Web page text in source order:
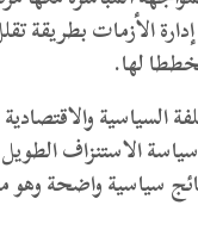
الأزمات بطريقة
لها.
والاقتصادية
الاستنزاف الطويل
سياسية واضحة وهو